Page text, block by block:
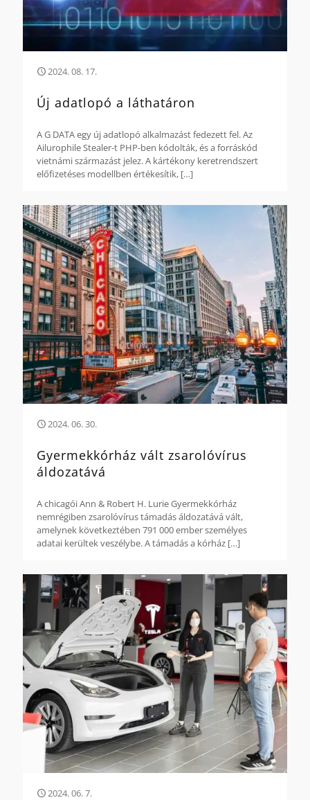
2024. 08. 17.
Új adatlopó a láthatáron
A G DATA egy új adatlopó alkalmazást fedezett fel. Az
Ailurophile Stealer-t PHP-ben kódolták, és a forráskód
vietnámi származást jelez. A kártékony keretrendszert
előfizetéses modellben értékesítik, […]
2024. 06. 30.
Gyermekkórház vált zsarolóvírus
áldozatává
A chicagói Ann & Robert H. Lurie Gyermekkórház
nemrégiben zsarolóvírus támadás áldozatává vált,
amelynek következtében 791 000 ember személyes
adatai kerültek veszélybe. A támadás a kórház […]
2024. 06. 7.